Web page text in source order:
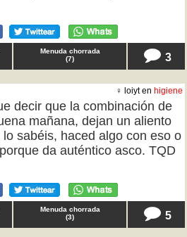
Menuda chorrada
(7) 3
♀ loiyt en higiene
decir que la combinación de
mañana, dejan un aliento
sabéis, haced algo con eso o
da auténtico asco. TQD
Menuda chorrada
(3) 5